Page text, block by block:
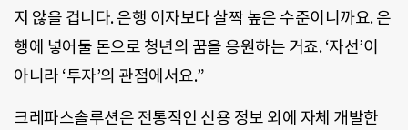
지 않을 겁니다. 은행 이자보다 살짝 높은 수준이니까요. 은
행에 넣어둘 돈으로 청년의 꿈을 응원하는 거죠. ‘자선’이
아니라 ‘투자’의 관점에서요.”
크레파스솔루션은 전통적인 신용 정보 외에 자체 개발한